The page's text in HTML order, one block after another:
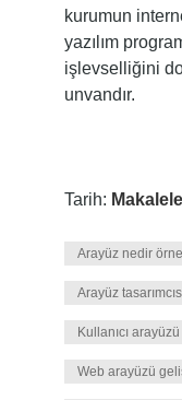
kurumun
yazılım
işlevselliğini
unvandır.
Tarih:
Arayüz nedir
Arayüz
Kullanıcı
Web arayüzü